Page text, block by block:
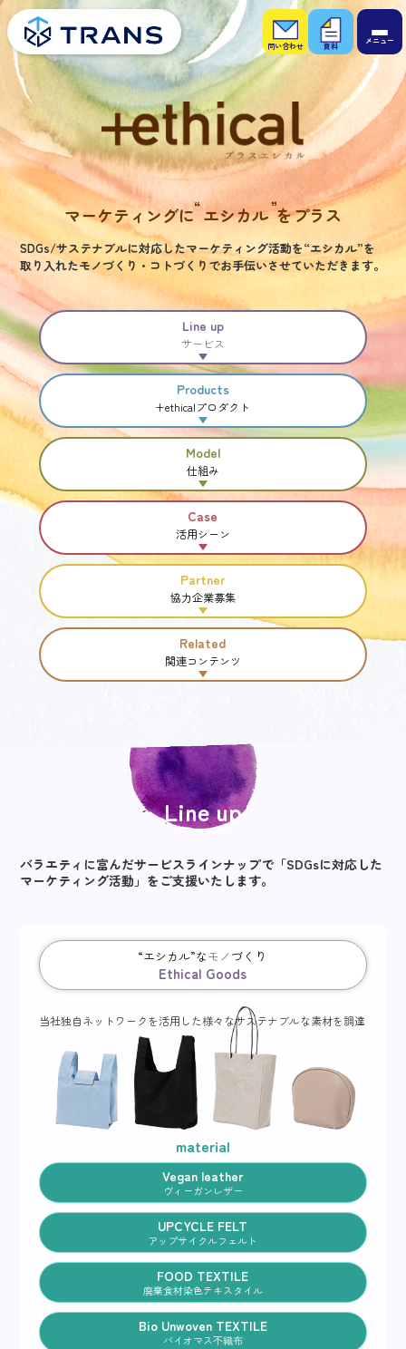
お問
い合
わせ
お役
立ち
資料
マーケティングに エシカル をプラス
SDGs/サステナブルに対応したマーケティング活動を“エシカル”を
取り入れたモノづくり・コトづくりでお手伝いさせていただきます。
Line up
サービス
Products
+ethicalプロダクト
Model
仕組み
Case
活用シーン
Partner
協力企業募集
Related
関連コンテンツ
Line up
バラエティに富んだサービスラインナップで 「SDGsに対応した
マーケティング活動」をご支援いたします。
“エシカル”なモノ づくり
Ethical Goods
当社独自ネットワークを活用した様々なサステナブルな素材を調達
material
Vegan leather
ヴィーガンレザー
UPCYCLE FELT
アップサイクルフェルト
FOOD TEXTILE
廃棄食材染色テキスタイル
Bio Unwoven TEXTILE
バイオマス不織布